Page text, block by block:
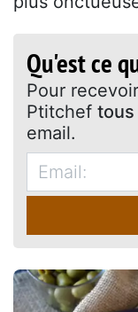
Qu'est ce
Pour
Ptitchef tous
email.